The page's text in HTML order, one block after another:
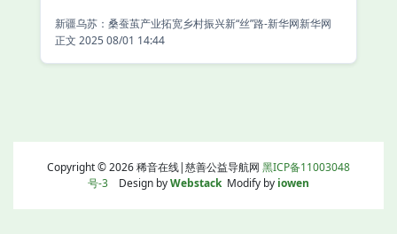
新疆乌苏：桑蚕茧产业拓宽乡村振兴新“丝”路-新华网新华网
正文 2025 08/01 14:44
Copyright © 2026 稀音在线|慈善公益导航网 黑ICP备11003048
号-3 Design byWebstackModify by iowen